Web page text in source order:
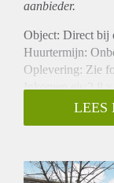
aanbieder.
Object: Direct bij
Huurtermijn:
Oplevering: Zie
Inkomen eis:2,8
Garantiestelling
Borg: 1 Maand
Huisdieren
LEES